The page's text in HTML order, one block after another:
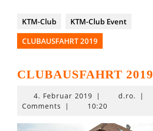
KTM-Club
KTM-Club Event
CLUBAUSFAHRT 2019
CLUBAUSFAHRT 2019
4. Februar 20194.
Februar
| d.ro. |
Comments
| 10:20